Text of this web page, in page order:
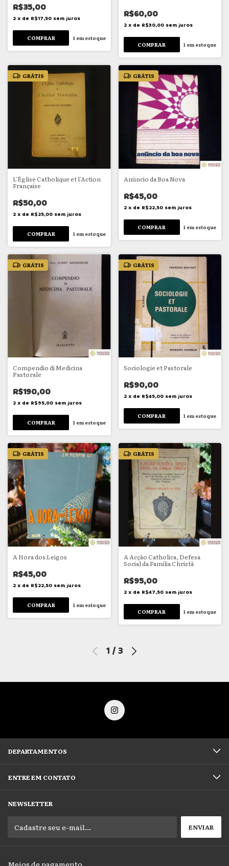
R$35,00
2 x de R$17,50 sem juros
1em estoque
R$60,00
2 x de R$30,00 sem juros
1 em estoque
GRÁTIS
L'Église Catholique et l'Action
Française
R$50,00
2 x de R$25,00 sem juros
1 em estoque
GRÁTIS
Anúncio da Boa Nova
R$45,00
2 x de R$22,50 sem juros
1 em estoque
GRÁTIS
Compendio di Medicina
Pastorale
R$190,00
2 x de R$95,00 sem juros
1em estoque
GRÁTIS
Sociologie et Pastorale
R$90,00
2 x de R$45,00 sem juros
1 em estoque
GRÁTIS
A Hora dos Leigos
R$45,00
2 x de R$22,50 sem juros
1 em estoque
GRÁTIS
A Acção Catholica, Defesa
Social da Familia Christã
R$95,00
2 x de R$47,50 sem juros
1 em estoque
1 / 3
DEPARTAMENTOS
ENTRE EM CONTATO
NEWSLETTER
Meios de pagamento